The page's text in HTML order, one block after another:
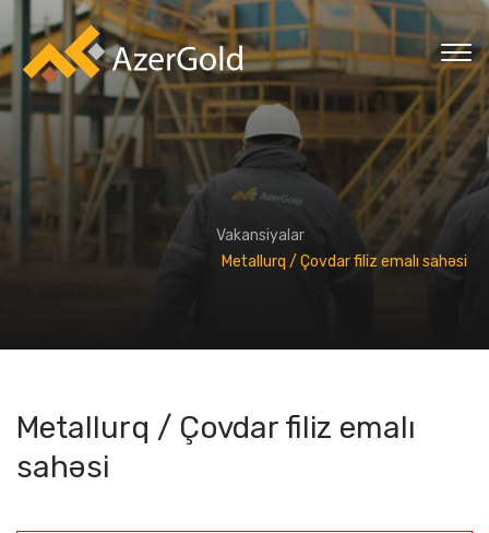
Vakansiyalar
Metallurq / Çovdar filiz emalı sahəsi
Metallurq / Çovdar filiz emalı
sahəsi